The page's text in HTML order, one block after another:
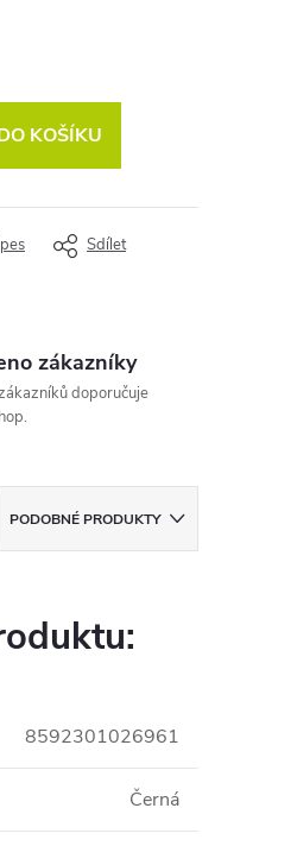
KOŠÍKU
Sdílet
zákazníky
doporučuje
PODOBNÉ PRODUKTY
8592301026961
Černá